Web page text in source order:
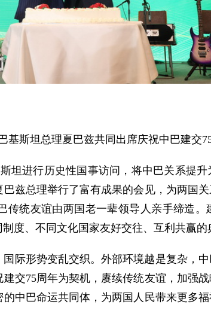
基斯坦总理夏巴兹共同出席庆祝中巴建交
坦进行历史性国事访问，将中巴关系提
兹总理举行了富有成果的会见，为两国
传统友谊由两国老一辈领导人亲手缔造
度、不同文化国家友好交往、互利共赢的
际形势变乱交织。外部环境越是复杂，
交75周年为契机，赓续传统友谊，加强
中巴命运共同体，为两国人民带来更多